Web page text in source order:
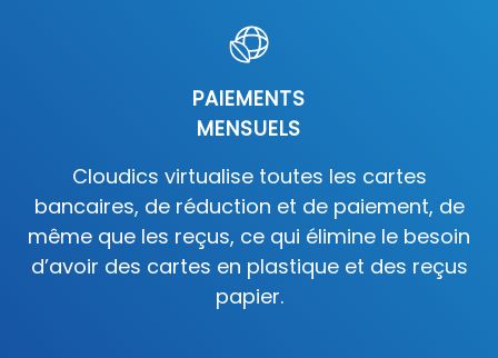
PAIEMENTS
MENSUELS
Cloudics virtualise toutes les cartes
bancaires, de réduction et de paiement, de
même que les reçus, ce qui élimine le besoin
d’avoir des cartes en plastique et des reçus
papier.